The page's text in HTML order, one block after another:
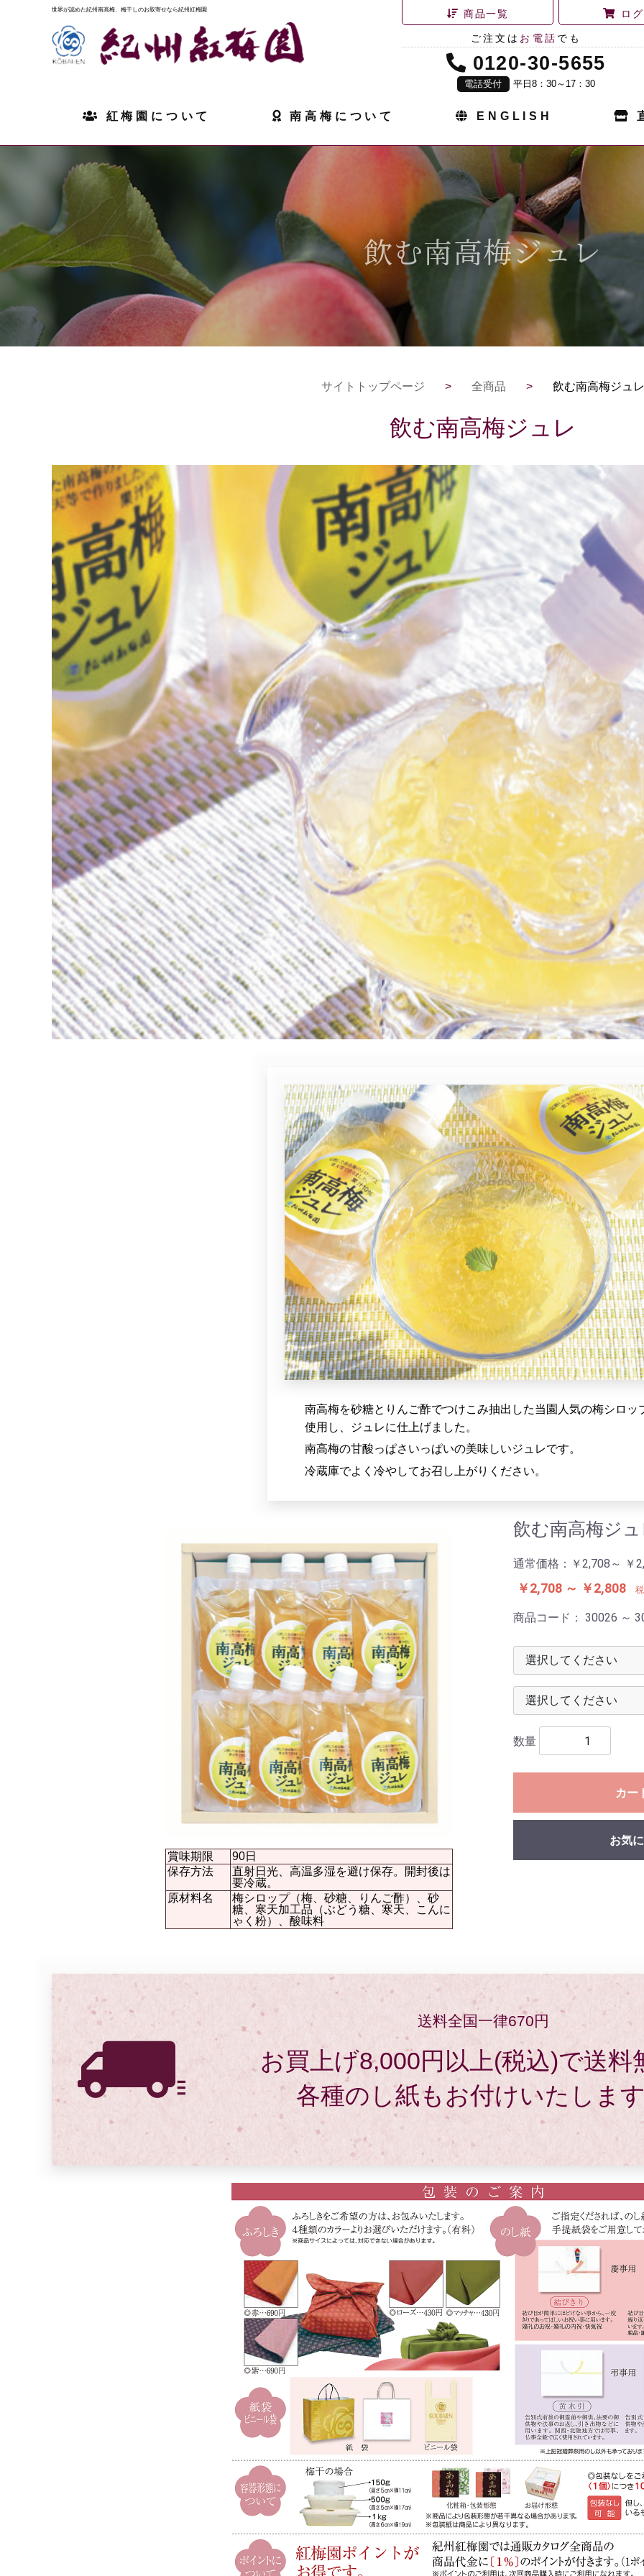
世界が認めた紀州南高梅、梅干しのお取寄せなら紀州紅梅園 商品一覧 ロ
ご注文は お電話 でも
0120-30-5655
電話受付 平日8：30～17：30
紅梅園について 南高梅について ENGLISH
飲む南高梅ジュレ
サイトトップページ > 全商品 > 飲む南高梅ジュレ
飲む南高梅ジュレ
南高梅を砂糖とりんご酢でつけこみ抽出した当園人気の梅シロッ
使用し、ジュレに仕上げました。
南高梅の甘酸っぱさいっぱいの美味しいジュレです。
冷蔵庫でよく冷やしてお召し上がりください。
賞味期限
90日
保存方法
直射日光、高温多湿を避け保存。開封後は
要冷蔵。
原材料名
梅シロップ（梅、砂糖、りんご酢）、砂
糖、寒天加工品（ぶどう糖、寒天、こんに
ゃく粉）、酸味料
送料全国一律670円
お買上げ8,000円以上(税込)で送料
各種のし紙もお付けいたしま